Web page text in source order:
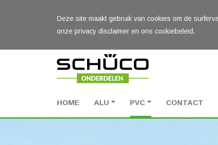
Deze site maakt gebruik van cookies om de
onze privacy disclaimer en ons cookiebeleid.
HOME ALU PVC CONTACT